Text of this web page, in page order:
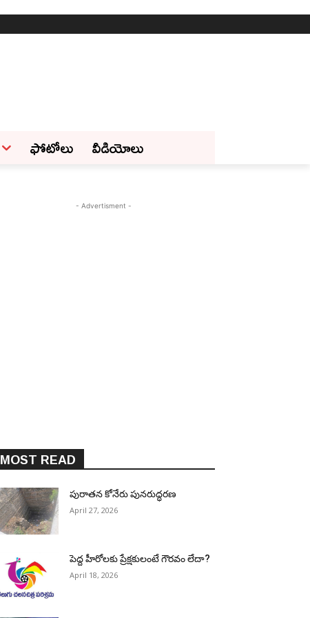
ఫోటోలు వీడియోలు
- Advertisment -
MOST READ
పురాత‌న కోనేరు పున‌రుద్ధ‌ర‌ణ
April 27, 2026
పెద్ద హీరోల‌కు ప్రేక్ష‌కులంటే గౌర‌వం లేదా?
April 18, 2026